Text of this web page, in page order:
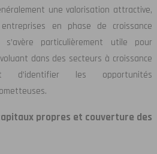
une valorisation attractive,
en phase de croissance
particulièrement utile pour
dans des secteurs à croissance
d’identifier les opportunités
propres et couverture des